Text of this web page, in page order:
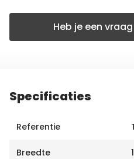
Heb je een
Specificaties
Referentie
Breedte